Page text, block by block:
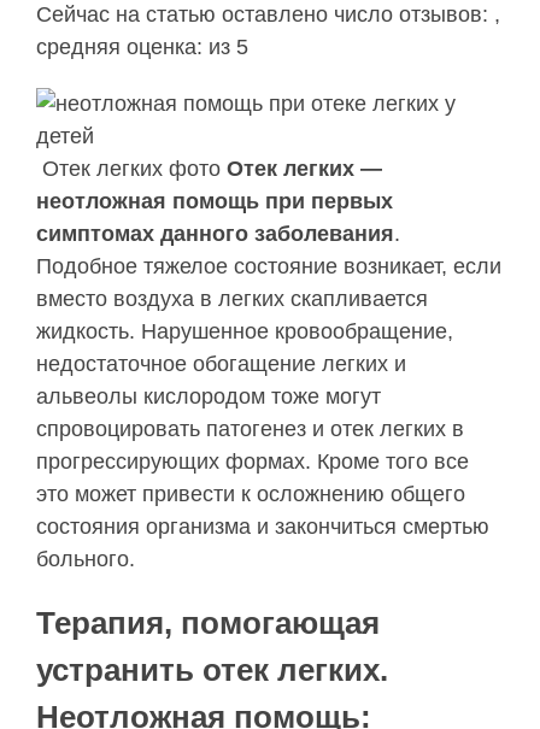
Сейчас на статью оставлено число отзывов: ,
средняя оценка: из 5
Отек легких фото Отек легких —
неотложная помощь при первых
симптомах данного заболевания.
Подобное тяжелое состояние возникает, если
вместо воздуха в легких скапливается
жидкость. Нарушенное кровообращение,
недостаточное обогащение легких и
альвеолы кислородом тоже могут
спровоцировать патогенез и отек легких в
прогрессирующих формах. Кроме того все
это может привести к осложнению общего
состояния организма и закончиться смертью
больного.
Терапия, помогающая
устранить отек легких.
Неотложная помощь: